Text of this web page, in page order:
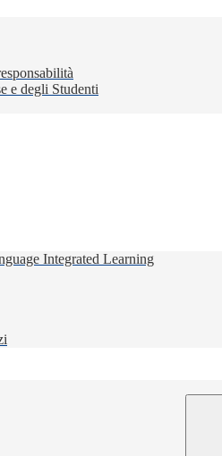
e degli Studenti
Integrated Learning